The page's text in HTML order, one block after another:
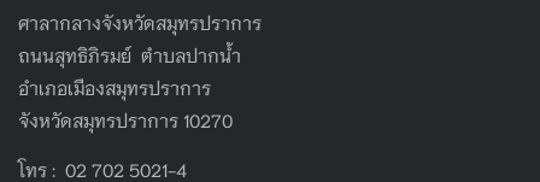
ศาลากลางจังหวัดสมุทรปราการ
ถนนสุทธิภิรมย์ ตำบลปากน้ำ
อำเภอเมืองสมุทรปราการ
จังหวัดสมุทรปราการ 10270
โทร : 02 702 5021-4